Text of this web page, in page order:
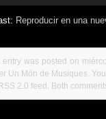
Reproducir en una
entry was posted on
Un Món de Musiques.
RSS 2.0 feed. Both